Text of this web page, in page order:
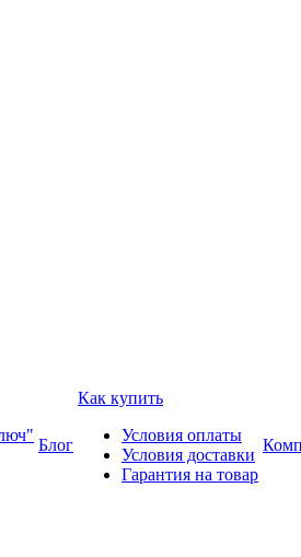
Блог
Как купить
Условия оплаты
Условия доставки
Гарантия на товар